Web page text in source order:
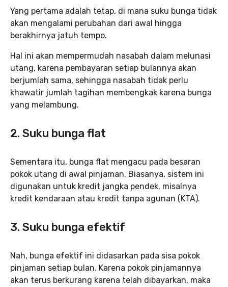
Yang pertama adalah tetap, di mana suku bunga tidak
akan mengalami perubahan dari awal hingga
berakhirnya jatuh tempo.
Hal ini akan mempermudah nasabah dalam melunasi
utang, karena pembayaran setiap bulannya akan
berjumlah sama, sehingga nasabah tidak perlu
khawatir jumlah tagihan membengkak karena bunga
yang melambung.
2. Suku bunga flat
Sementara itu, bunga flat mengacu pada besaran
pokok utang di awal pinjaman. Biasanya, sistem ini
digunakan untuk kredit jangka pendek, misalnya
kredit kendaraan atau kredit tanpa agunan (KTA).
3. Suku bunga efektif
Nah, bunga efektif ini didasarkan pada sisa pokok
pinjaman setiap bulan. Karena pokok pinjamannya
akan terus berkurang karena telah dibayarkan, maka